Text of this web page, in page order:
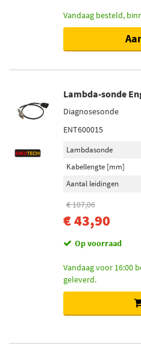
Vandaag besteld,
Lambda-sonde
Diagnosesonde
ENT600015
Lambdasonde
Kabellengte [mm]
Aantal leidingen
€ 107,06
€ 43,90
Op voorraad
Vandaag voor 16:00
geleverd.